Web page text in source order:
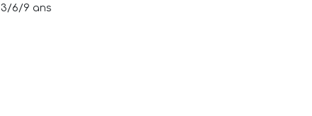
3/6/9 ans